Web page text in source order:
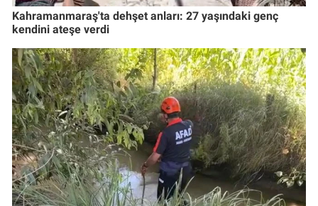
Kahramanmaraş'ta dehşet anları: 27 yaşındaki genç
kendini ateşe verdi